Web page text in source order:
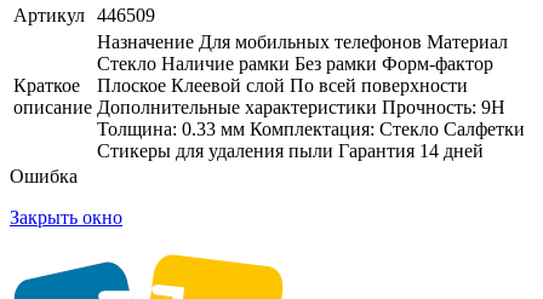
Артикул 446509
Краткое
описание
Назначение Для мобильных телефонов Материал
Стекло Наличие рамки Без рамки Форм-фактор
Плоское Клеевой слой По всей поверхности
Дополнительные характеристики Прочность: 9H
Толщина: 0.33 мм Комплектация: Стекло Салфетки
Стикеры для удаления пыли Гарантия 14 дней
Ошибка
Закрыть окно